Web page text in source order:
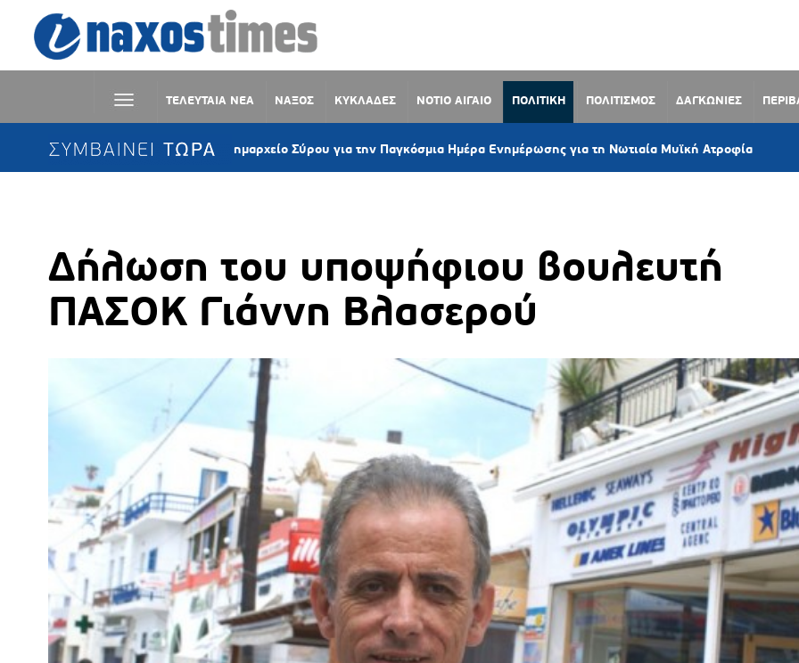
ΤΕΛΕΥΤΑΙΑ ΝΕΑ ΝΑΞΟΣ ΚΥΚΛΑΔΕΣ ΝΟΤΙΟ ΑΙΓΑΙΟ ΠΟΛΙΤΙΚΗ ΠΟΛΙΤΙΣΜΟΣ ΔΑΓΚΩΝΙΕΣ
ΣΥΜΒΑΙΝΕΙ ΤΩΡΑ
Στα «μοβ» το Δημαρχείο Σύρου για την Παγκόσμια Ημέρα Ενημέρωσης για τη Νωτιαία Μυϊκή Ατροφία 33 λεπτά
Δήλωση του υποψήφιου βουλευτή
ΠΑΣΟΚ Γιάννη Βλασερού